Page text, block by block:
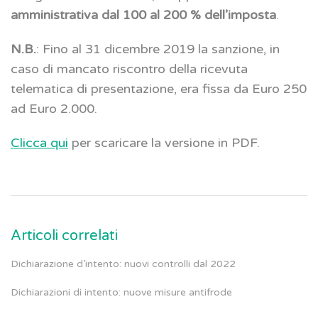
amministrativa dal 100 al 200 % dell’imposta.
N.B.: Fino al 31 dicembre 2019 la sanzione, in
caso di mancato riscontro della ricevuta
telematica di presentazione, era fissa da Euro 250
ad Euro 2.000.
Clicca qui per scaricare la versione in PDF.
Articoli correlati
Dichiarazione d’intento: nuovi controlli dal 2022
Dichiarazioni di intento: nuove misure antifrode